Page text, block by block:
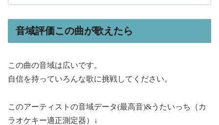
音域評価この曲が歌えたら
この曲の音域は広いです。
自信を持っていろんな歌に挑戦してください。
このアーティストの音域データ(最高音)&うたいっち（カ
ラオケキー適正測定器）↓